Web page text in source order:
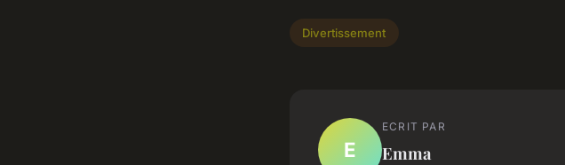
Divertissement
E
ECRIT PAR
Emma